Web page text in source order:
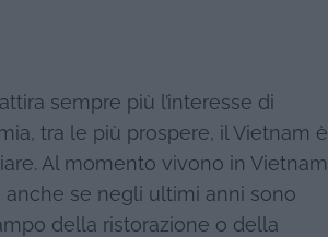
sempre più l’interesse di
tra le più prospere, il Vietnam è
Al momento vivono in Vietnam
se negli ultimi anni sono
della ristorazione o della